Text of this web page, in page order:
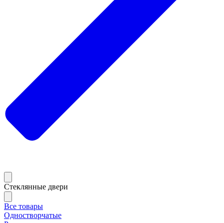
Стеклянные двери
Все товары
Одностворчатые